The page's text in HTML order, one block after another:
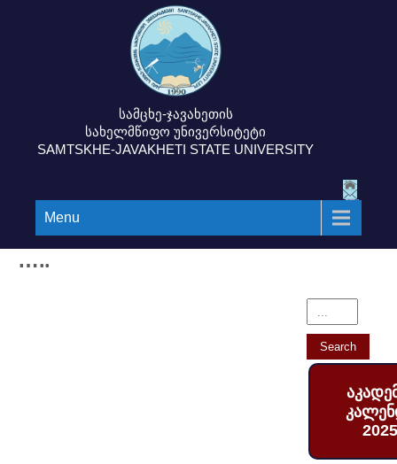
სამცხე-ჯავახეთის
სახელმწიფო უნივერსიტეტი
SAMTSKHE-JAVAKHETI STATE UNIVERSITY
Menu
…..